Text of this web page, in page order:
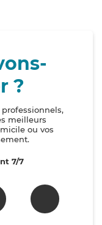
?
meilleurs
ou vos
7/7